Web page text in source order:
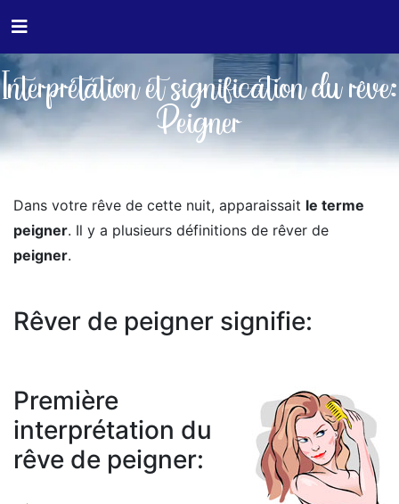
Interprétation et signification du rêve:
Peigner
Dans votre rêve de cette nuit, apparaissait le terme
peigner. Il y a plusieurs définitions de rêver de
peigner.
Rêver de peigner signifie:
Première
interprétation du
rêve de peigner: